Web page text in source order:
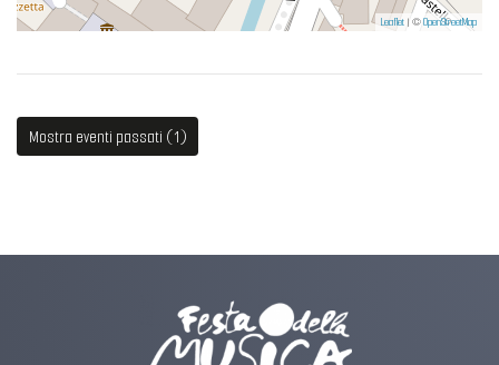
Leaflet | ©OpenStreetMap
Mostra eventi passati (1)